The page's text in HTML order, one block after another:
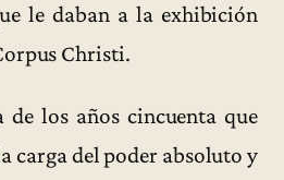
le daban a la exhibición
Christi.
de los años cincuenta que
carga del poder absoluto y